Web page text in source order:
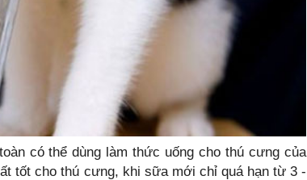
có thể dùng làm thức uống cho thú cưng của
tốt cho thú cưng, khi sữa mới chỉ quá hạn từ 3 -